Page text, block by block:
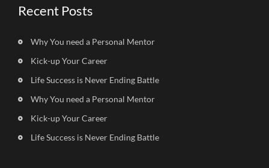
Recent Posts
Why You need a Personal Mentor
Kick-up Your Career
Life Success is Never Ending Battle
Why You need a Personal Mentor
Kick-up Your Career
Life Success is Never Ending Battle